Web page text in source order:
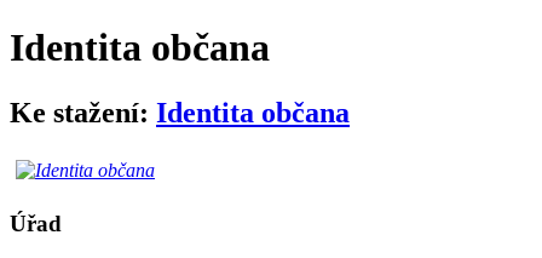
Identita občana
Ke stažení: Identita občana
Úřad